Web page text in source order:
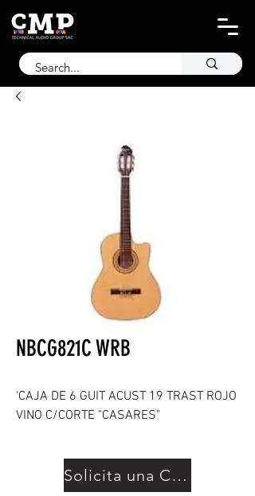
NBCG821C WRB
'CAJA DE 6 GUIT ACUST 19 TRAST ROJO
VINO C/CORTE "CASARES"
Solicita una Cotización